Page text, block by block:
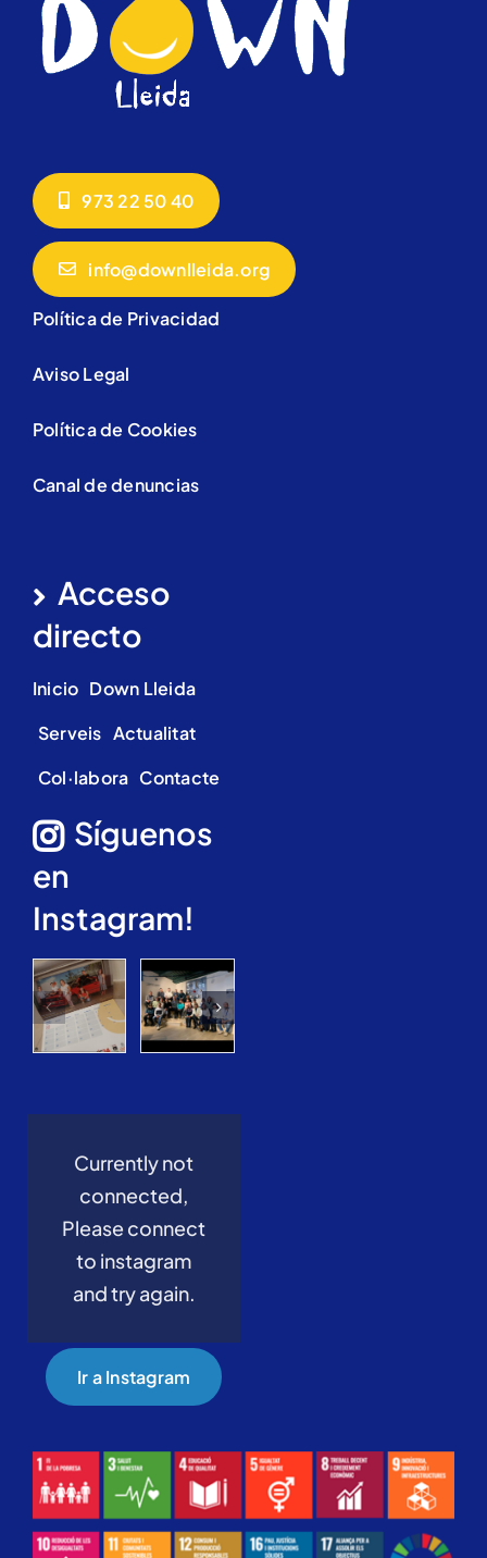
973 22 50 40
info@downlleida.org
Política de Privacidad
Aviso Legal
Política de Cookies
Canal de denuncias
Acceso
directo
Inicio Down Lleida
Serveis Actualitat
Col·labora Contacte
Síguenos
en
Instagram!
Currently not
connected,
Please connect
to instagram
and try again.
Ir a Instagram